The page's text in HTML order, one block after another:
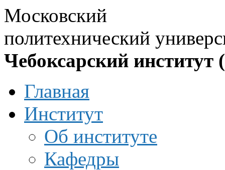
Московский
политехнический
Чебоксарский институт
Главная
Институт
Об институте
Кафедры